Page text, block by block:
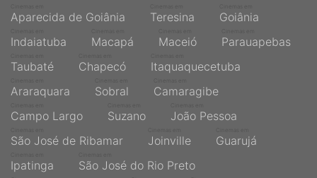
Aparecida de Goiânia Teresina Goiânia
Indaiatuba Macapá Maceió Parauapebas
Taubaté Chapecó Itaquaquecetuba
Araraquara Sobral Camaragibe
Campo Largo Suzano João Pessoa
São José de Ribamar Joinville Guarujá
Ipatinga São José do Rio Preto